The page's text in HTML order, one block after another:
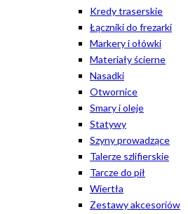
Kredy traserskie
Łączniki do frezarki
Markery i ołówki
Materiały ścierne
Nasadki
Otwornice
Smary i oleje
Statywy
Szyny prowadzące
Talerze szlifierskie
Tarcze do pił
Wiertła
Zestawy akcesoriów